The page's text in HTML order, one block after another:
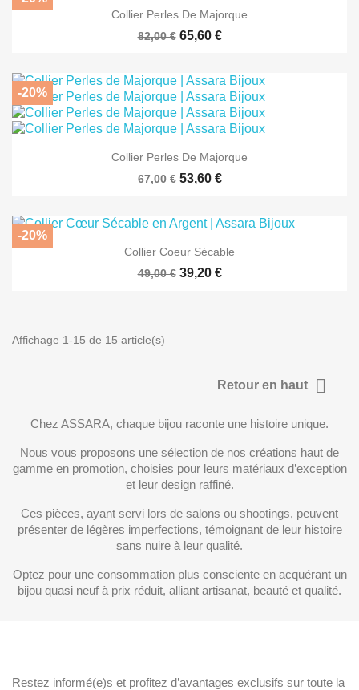
Collier Perles De Majorque
82,00 € 65,60 €
Collier Perles De Majorque
67,00 € 53,60 €
-20%
Collier Coeur Sécable
49,00 € 39,20 €
-20%
Affichage 1-15 de 15 article(s)
Retour en haut 
Chez ASSARA, chaque bijou raconte une histoire unique.
Nous vous proposons une sélection de nos créations haut de
gamme en promotion, choisies pour leurs matériaux d’exception
et leur design raffiné.
Ces pièces, ayant servi lors de salons ou shootings, peuvent
présenter de légères imperfections, témoignant de leur histoire
sans nuire à leur qualité.
Optez pour une consommation plus consciente en acquérant un
bijou quasi neuf à prix réduit, alliant artisanat, beauté et qualité.
Restez informé(e)s et profitez d’avantages exclusifs sur toute la